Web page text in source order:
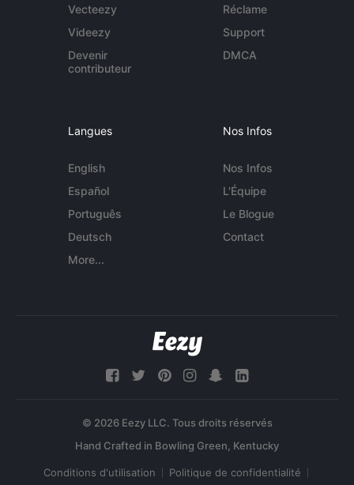
Vecteezy
Videezy
Devenir
contributeur
Réclame
Support
DMCA
Langues
English
Español
Português
Deutsch
More...
Nos Infos
Nos Infos
L'Équipe
Le Blogue
Contact
© 2026 Eezy LLC. Tous droits réservés
Conditions d'utilisation Politique de confidentialité